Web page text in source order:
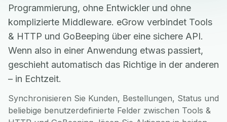
Programmierung, ohne Entwickler und ohne
komplizierte Middleware. eGrow verbindet Tools
& HTTP und GoBeeping über eine sichere API.
Wenn also in einer Anwendung etwas passiert,
geschieht automatisch das Richtige in der anderen
– in Echtzeit.
Synchronisieren Sie Kunden, Bestellungen, Status und
beliebige benutzerdefinierte Felder zwischen Tools &